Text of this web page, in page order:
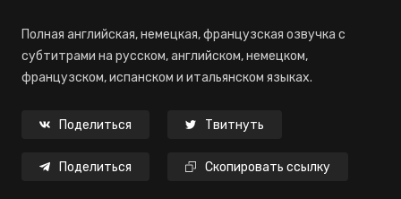
Полная английская, немецкая, французская озвучка с
субтитрами на русском, английском, немецком,
французском, испанском и итальянском языках.
Поделиться Твитнуть
Поделиться Скопировать ссылку